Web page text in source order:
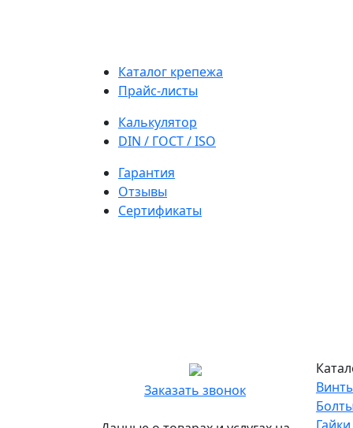
Каталог крепежа
Прайс-листы
Калькулятор
DIN / ГОСТ / ISO
Гарантия
Отзывы
Сертификаты
Заказать звонок
Болты